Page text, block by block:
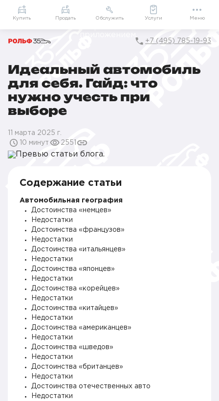
Приложение
Мой РОЛЬФ
Подарки внутри
+7 (495) 785-19-93
Главная
БлогИдеальный автомобиль для себя. Гайд: что нужно
Идеальный автомобиль
для себя. Гайд: что
нужно учесть при
выборе
11 марта 2025 г.
10 минут
2551
Содержание статьи
Автомобильная география
Достоинства «немцев»
Недостатки
Достоинства «французов»
Недостатки
Достоинства «итальянцев»
Недостатки
Достоинства «японцев»
Недостатки
Достоинства «корейцев»
Недостатки
Достоинства «китайцев»
Недостатки
Достоинства «американцев»
Недостатки
Достоинства «шведов»
Недостатки
Достоинства «британцев»
Недостатки
Достоинства отечественных авто
Недостатки
Купить Продать Обслужить Услуги Меню